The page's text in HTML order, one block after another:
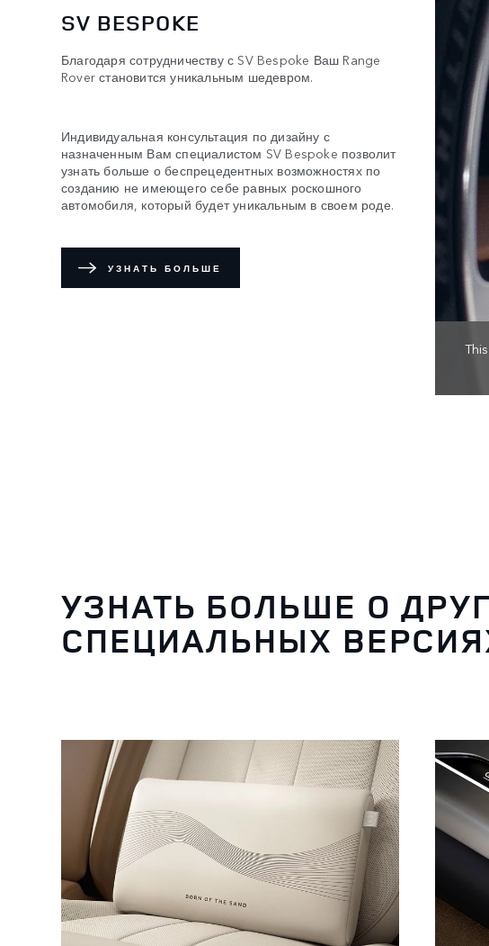
SV BESPOKE
Благодаря сотрудничеству с SV Bespoke Ваш Range
Rover становится уникальным шедевром.
Индивидуальная консультация по дизайну с
назначенным Вам специалистом SV Bespoke позволит
узнать больше о беспрецедентных возможностях по
созданию не имеющего себе равных роскошного
автомобиля, который будет уникальным в своем роде.
УЗНАТЬ БОЛЬШЕ
УЗНАТЬ БОЛЬШЕ О
СПЕЦИАЛЬНЫХ